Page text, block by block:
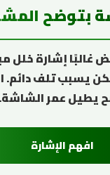
بتوضح
إشارة خلل
يسبب تلف دائم.
يطيل عمر الشاشة.
افهم الإشارة